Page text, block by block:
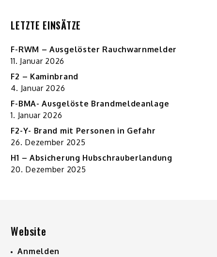
LETZTE EINSÄTZE
F-RWM – Ausgelöster Rauchwarnmelder
11. Januar 2026
F2 – Kaminbrand
4. Januar 2026
F-BMA- Ausgelöste Brandmeldeanlage
1. Januar 2026
F2-Y- Brand mit Personen in Gefahr
26. Dezember 2025
H1 – Absicherung Hubschrauberlandung
20. Dezember 2025
Website
Anmelden